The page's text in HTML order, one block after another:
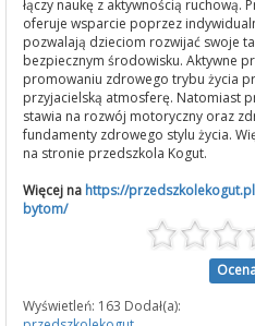
łączy naukę z aktywnością ruchową.
oferuje wsparcie poprzez
pozwalają dzieciom rozwijać swoje
bezpiecznym środowisku. Aktywne
promowaniu zdrowego trybu życia
przyjacielską atmosferę. Natomiast
stawia na rozwój motoryczny oraz
fundamenty zdrowego stylu życia.
na stronie przedszkola Kogut.
Więcej na https://
bytom/
Wyświetleń: 163 Dodał(a):